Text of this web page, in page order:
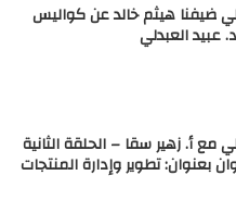
ضيفنا هيثم خالد عن كواليس
عبيد العبدلي
مع أ. زهير سقا – الحلقة الثانية
بعنوان: تطوير وإدارة المنتجات